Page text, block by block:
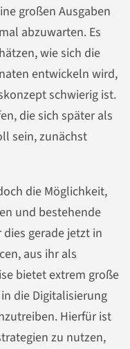
großen Ausgaben
abzuwarten. Es
wie sich die
entwickeln wird,
schwierig ist.
die sich später als
sein, zunächst
die Möglichkeit,
und bestehende
gerade jetzt in
aus ihr als
bietet extrem große
die Digitalisierung
Hierfür ist
zu nutzen,